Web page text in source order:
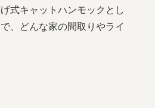
式キャットハンモックとし
、どんな家の間取りやライ